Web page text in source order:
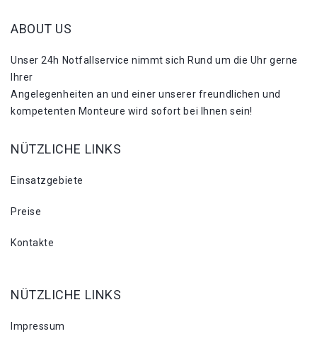
ABOUT US
Unser 24h Notfallservice nimmt sich Rund um die Uhr gerne
Ihrer
Angelegenheiten an und einer unserer freundlichen und
kompetenten Monteure wird sofort bei Ihnen sein!
NÜTZLICHE LINKS
Einsatzgebiete
Preise
Kontakte
NÜTZLICHE LINKS
Impressum